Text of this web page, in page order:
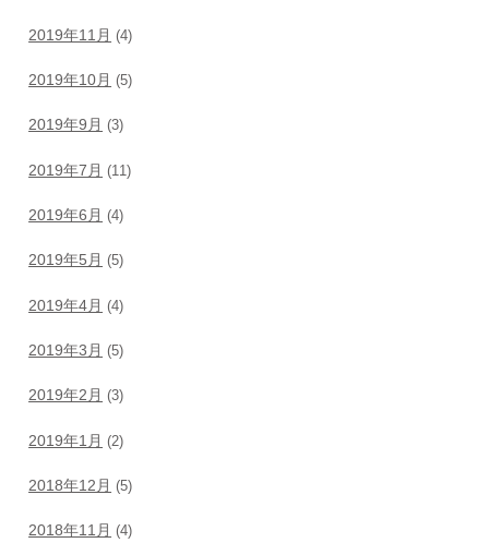
2019年11月 (4)
2019年10月 (5)
2019年9月 (3)
2019年7月 (11)
2019年6月 (4)
2019年5月 (5)
2019年4月 (4)
2019年3月 (5)
2019年2月 (3)
2019年1月 (2)
2018年12月 (5)
2018年11月 (4)